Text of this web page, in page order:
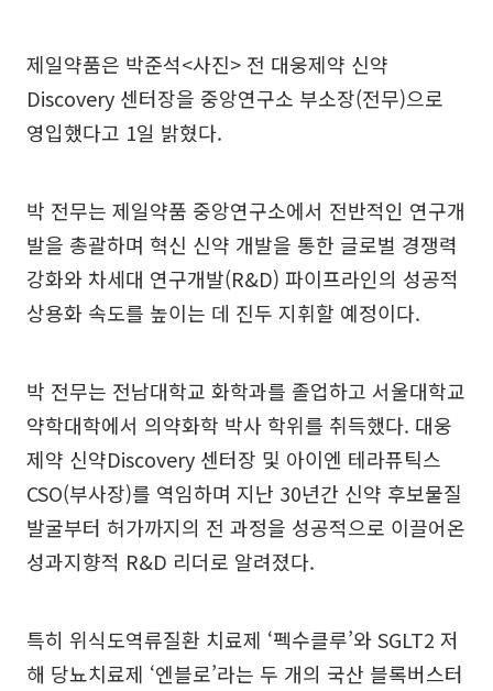
제일약품은 박준석<사진> 전 대웅제약 신약
Discovery 센터장을 중앙연구소 부소장(전무)으로
영입했다고 1일 밝혔다.
박 전무는 제일약품 중앙연구소에서 전반적인 연구개
발을 총괄하며 혁신 신약 개발을 통한 글로벌 경쟁력
강화와 차세대 연구개발(R&D) 파이프라인의 성공적
상용화 속도를 높이는 데 진두 지휘할 예정이다.
박 전무는 전남대학교 화학과를 졸업하고 서울대학교
약학대학에서 의약화학 박사 학위를 취득했다. 대웅
제약 신약Discovery 센터장 및 아이엔 테라퓨틱스
CSO(부사장)를 역임하며 지난 30년간 신약 후보물질
발굴부터 허가까지의 전 과정을 성공적으로 이끌어온
성과지향적 R&D 리더로 알려졌다.
특히 위식도역류질환 치료제 ‘펙수클루’와 SGLT2 저
해 당뇨치료제 ‘엔블로’라는 두 개의 국산 블록버스터